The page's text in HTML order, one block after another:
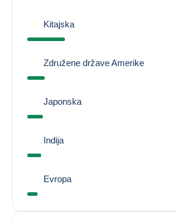
Kitajska
Združene države Amerike
Japonska
Indija
Evropa